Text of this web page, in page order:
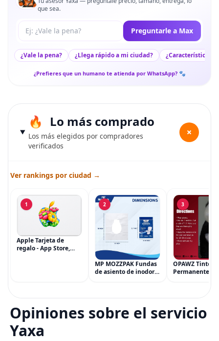
que sea.
Tu pregunta a Max Preguntarle a Max
¿Vale la pena? ¿Llega rápido a mi ciudad? ¿Características
¿Prefieres que un humano te atienda por WhatsApp? 🐾
Lo más comprado
Los más elegidos por compradores
verificados
+
Ver rankings por ciudad →
1
Apple Tarjeta de
regalo - App Store,
2
MP MOZZPAK Fundas
de asiento de inodoro
para entrenamiento
3
OPAWZ Tinte
Permanente
Tinte para
Peluquería
una Década,
Opiniones sobre el servicio
Yaxa